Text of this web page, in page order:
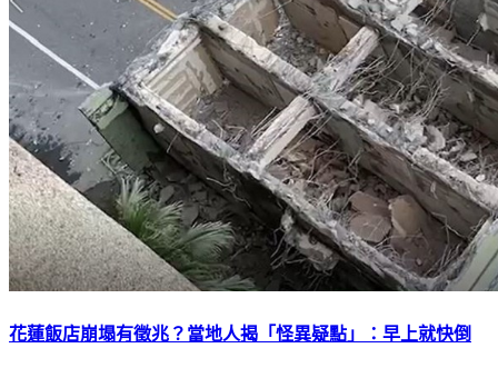
花蓮飯店崩塌有徵兆？當地人揭「怪異疑點」：早上就快倒